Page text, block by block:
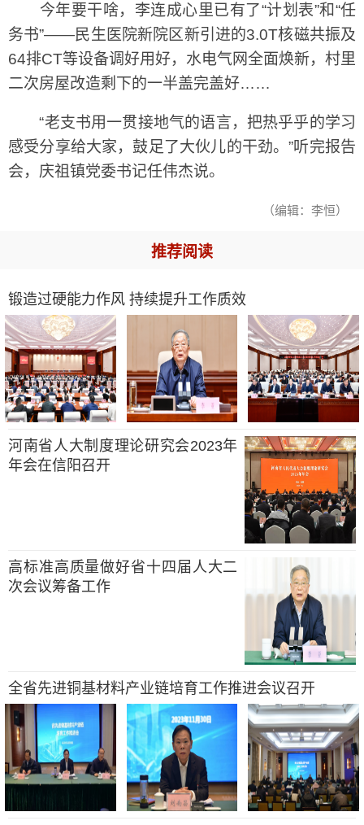
今年要干啥，李连成心里已有了“计划表”和“任
务书”——民生医院新院区新引进的3.0T核磁共振及
64排CT等设备调好用好，水电气网全面焕新，村里
二次房屋改造剩下的一半盖完盖好……
“老支书用一贯接地气的语言，把热乎乎的学习
感受分享给大家，鼓足了大伙儿的干劲。”听完报告
会，庆祖镇党委书记任伟杰说。
（编辑：李恒）
推荐阅读
锻造过硬能力作风 持续提升工作质效
河南省人大制度理论研究会2023年
年会在信阳召开
高标准高质量做好省十四届人大二
次会议筹备工作
全省先进铜基材料产业链培育工作推进会议召开